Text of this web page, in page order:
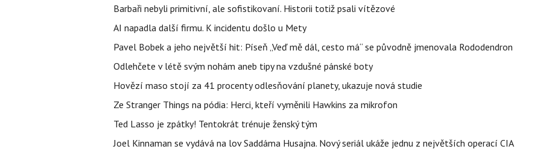
Barbaři nebyli primitivní, ale sofistikovaní. Historii totiž psali vítězové
AI napadla další firmu. K incidentu došlo u Mety
Pavel Bobek a jeho největší hit: Píseň „Veď mě dál, cesto má“ se původně jmenovala Rododendron
Odlehčete v létě svým nohám aneb tipy na vzdušné pánské boty
Hovězí maso stojí za 41 procenty odlesňování planety, ukazuje nová studie
Ze Stranger Things na pódia: Herci, kteří vyměnili Hawkins za mikrofon
Ted Lasso je zpátky! Tentokrát trénuje ženský tým
Joel Kinnaman se vydává na lov Saddáma Husajna. Nový seriál ukáže jednu z největších operací CIA